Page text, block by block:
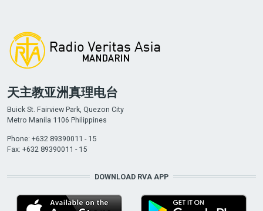
天主教亚洲真理电台
Buick St. Fairview Park, Quezon City
Metro Manila 1106 Philippines
Phone: +632 89390011 - 15
Fax: +632 89390011 - 15
DOWNLOAD RVA APP